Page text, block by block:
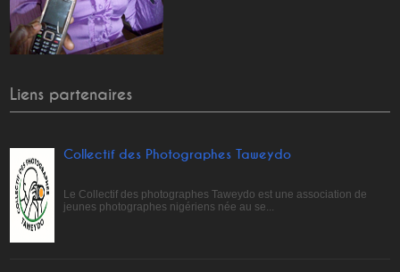
Liens partenaires
Collectif des Photographes Taweydo
Le Collectif des photographes Taweydo est une association de
jeunes photographes nigériens née au se...